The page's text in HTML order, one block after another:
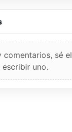
comentarios, sé el
uno.